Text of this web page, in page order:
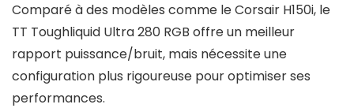
Comparé à des modèles comme le Corsair H150i, le
TT Toughliquid Ultra 280 RGB offre un meilleur
rapport puissance/bruit, mais nécessite une
configuration plus rigoureuse pour optimiser ses
performances.